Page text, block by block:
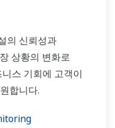
의 신뢰성과
상황의 변화로
스 기회에 고객이
합니다.